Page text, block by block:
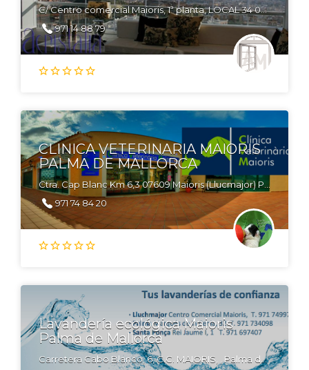
C/ Centro comercial Maioris, 1ª planta, LOCAL 34 07609 Maioris, Palma de Mallorca
971 14 88 79
CLINICA VETERINARIA MAIORIS
PALMA DE MALLORCA
Ctra. Cap Blanc Km 6,3 07609 Maioris (Llucmajor) Palma de Mallorca
971 74 84 20
Lavandería ecológica Maioris
Palma de Mallorca
Carretera Cabo Blanco, 6, C.C. MAIORIS, , Palma de Mallorca, España